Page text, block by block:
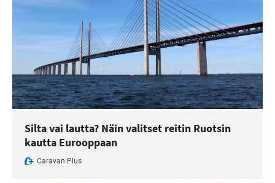
Silta vai lautta? Näin valitset reitin Ruotsin
kautta Eurooppaan
Caravan Plus